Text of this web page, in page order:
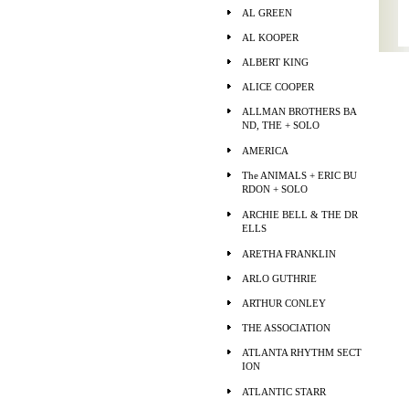
AL GREEN
AL KOOPER
ALBERT KING
ALICE COOPER
ALLMAN BROTHERS BA
ND, THE + SOLO
AMERICA
The ANIMALS + ERIC BU
RDON + SOLO
ARCHIE BELL & THE DR
ELLS
ARETHA FRANKLIN
ARLO GUTHRIE
ARTHUR CONLEY
THE ASSOCIATION
ATLANTA RHYTHM SECT
ION
ATLANTIC STARR